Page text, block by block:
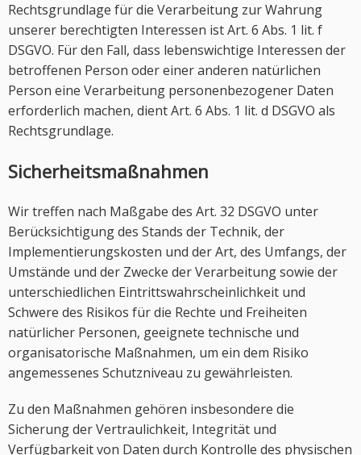
Rechtsgrundlage für die Verarbeitung zur Wahrung
unserer berechtigten Interessen ist Art. 6 Abs. 1 lit. f
DSGVO. Für den Fall, dass lebenswichtige Interessen der
betroffenen Person oder einer anderen natürlichen
Person eine Verarbeitung personenbezogener Daten
erforderlich machen, dient Art. 6 Abs. 1 lit. d DSGVO als
Rechtsgrundlage.
Sicherheitsmaßnahmen
Wir treffen nach Maßgabe des Art. 32 DSGVO unter
Berücksichtigung des Stands der Technik, der
Implementierungskosten und der Art, des Umfangs, der
Umstände und der Zwecke der Verarbeitung sowie der
unterschiedlichen Eintrittswahrscheinlichkeit und
Schwere des Risikos für die Rechte und Freiheiten
natürlicher Personen, geeignete technische und
organisatorische Maßnahmen, um ein dem Risiko
angemessenes Schutzniveau zu gewährleisten.
Zu den Maßnahmen gehören insbesondere die
Sicherung der Vertraulichkeit, Integrität und
Verfügbarkeit von Daten durch Kontrolle des physischen